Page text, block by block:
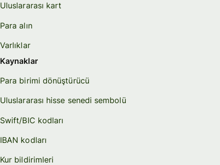
Uluslararası kart
Para alın
Varlıklar
Kaynaklar
Para birimi dönüştürücü
Uluslararası hisse senedi sembolü
Swift/BIC kodları
IBAN kodları
Kur bildirimleri